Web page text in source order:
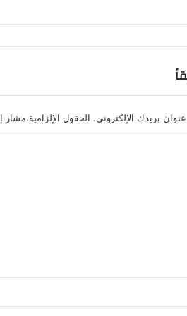
بريدك الإلكتروني. الحقول الإلزامية مشار